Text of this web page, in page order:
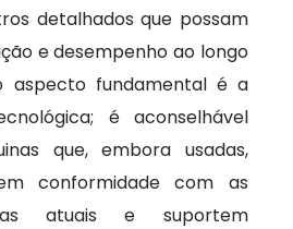
detalhados que possam
e desempenho ao longo
aspecto fundamental é a
é aconselhável
que, embora usadas,
conformidade com as
atuais e suportem